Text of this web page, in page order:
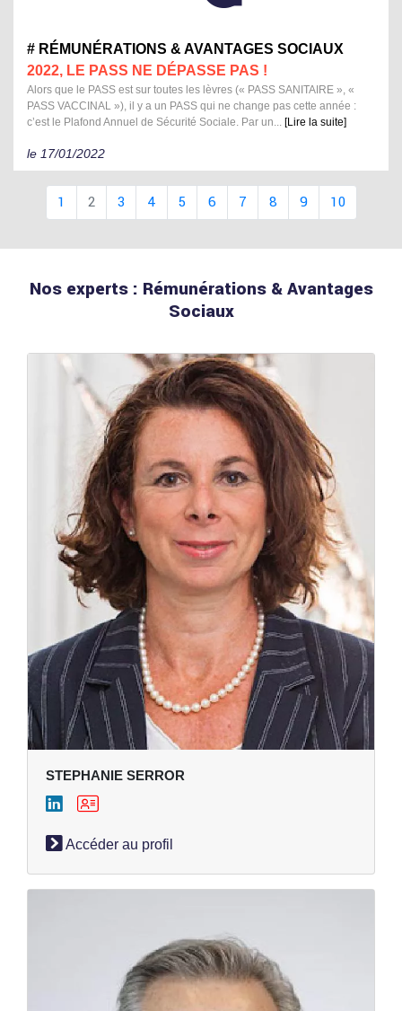
# RÉMUNÉRATIONS & AVANTAGES SOCIAUX
2022, LE PASS NE DÉPASSE PAS !
Alors que le PASS est sur toutes les lèvres (« PASS SANITAIRE », «
PASS VACCINAL »), il y a un PASS qui ne change pas cette année :
c’est le Plafond Annuel de Sécurité Sociale. Par un... [Lire la suite]
le 17/01/2022
1 2 3 4 5 6 7 8 9 10
Nos experts : Rémunérations & Avantages
Sociaux
STEPHANIE SERROR
Accéder au profil